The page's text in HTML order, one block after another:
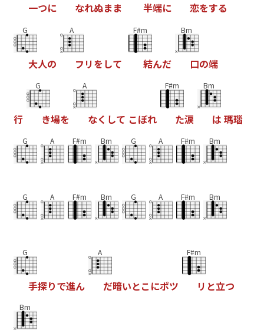
一つに なれぬまま 半端に 恋をする
G
大人の
A
フ リをして
F#m
結んだ
Bm
口の端
行
G
き場を
A
なく して こぼれ
F#m
た涙
Bm
は 瑪瑙
G A F#m Bm G A F#m Bm
G A F#m Bm G A F#m Bm
G
手探りで進ん
A
だ暗いとこ にポツ
F#m
リ と立つ
Bm